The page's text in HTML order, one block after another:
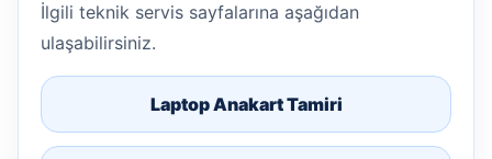
İlgili teknik servis sayfalarına aşağıdan
ulaşabilirsiniz.
Laptop Anakart Tamiri